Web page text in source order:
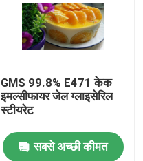
GMS 99.8% E471 केक
इमल्सीफायर जेल ग्लाइसेरिल
स्टीयरेट
सबसे अच्छी कीमत